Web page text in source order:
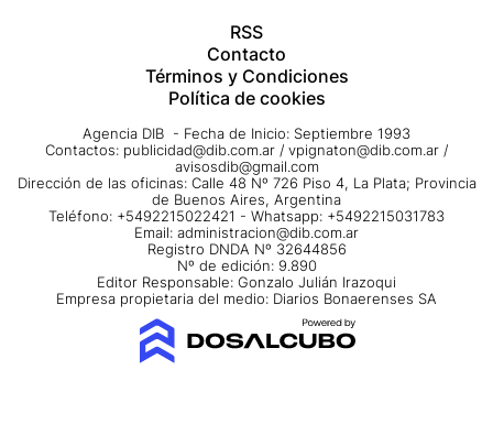
RSS
Contacto
Términos y Condiciones
Política de cookies
Agencia DIB - Fecha de Inicio: Septiembre 1993
Contactos: publicidad@dib.com.ar / vpignaton@dib.com.ar /
avisosdib@gmail.com
Dirección de las oficinas: Calle 48 Nº 726 Piso 4, La Plata; Provincia
de Buenos Aires, Argentina
Teléfono: +5492215022421 - Whatsapp: +5492215031783
Email: administracion@dib.com.ar
Registro DNDA Nº 32644856
Nº de edición: 9.890
Editor Responsable: Gonzalo Julián Irazoqui
Empresa propietaria del medio: Diarios Bonaerenses SA